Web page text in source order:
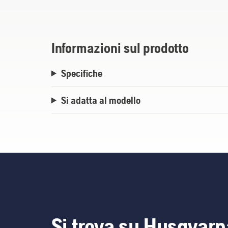
Informazioni sul prodotto
Specifiche
Si adatta al modello